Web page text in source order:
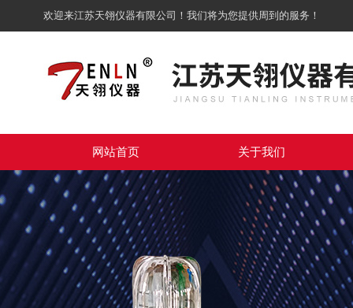
欢迎来江苏天翎仪器有限公司！我们将为您提供周到的服务！
网站首页 关于我们